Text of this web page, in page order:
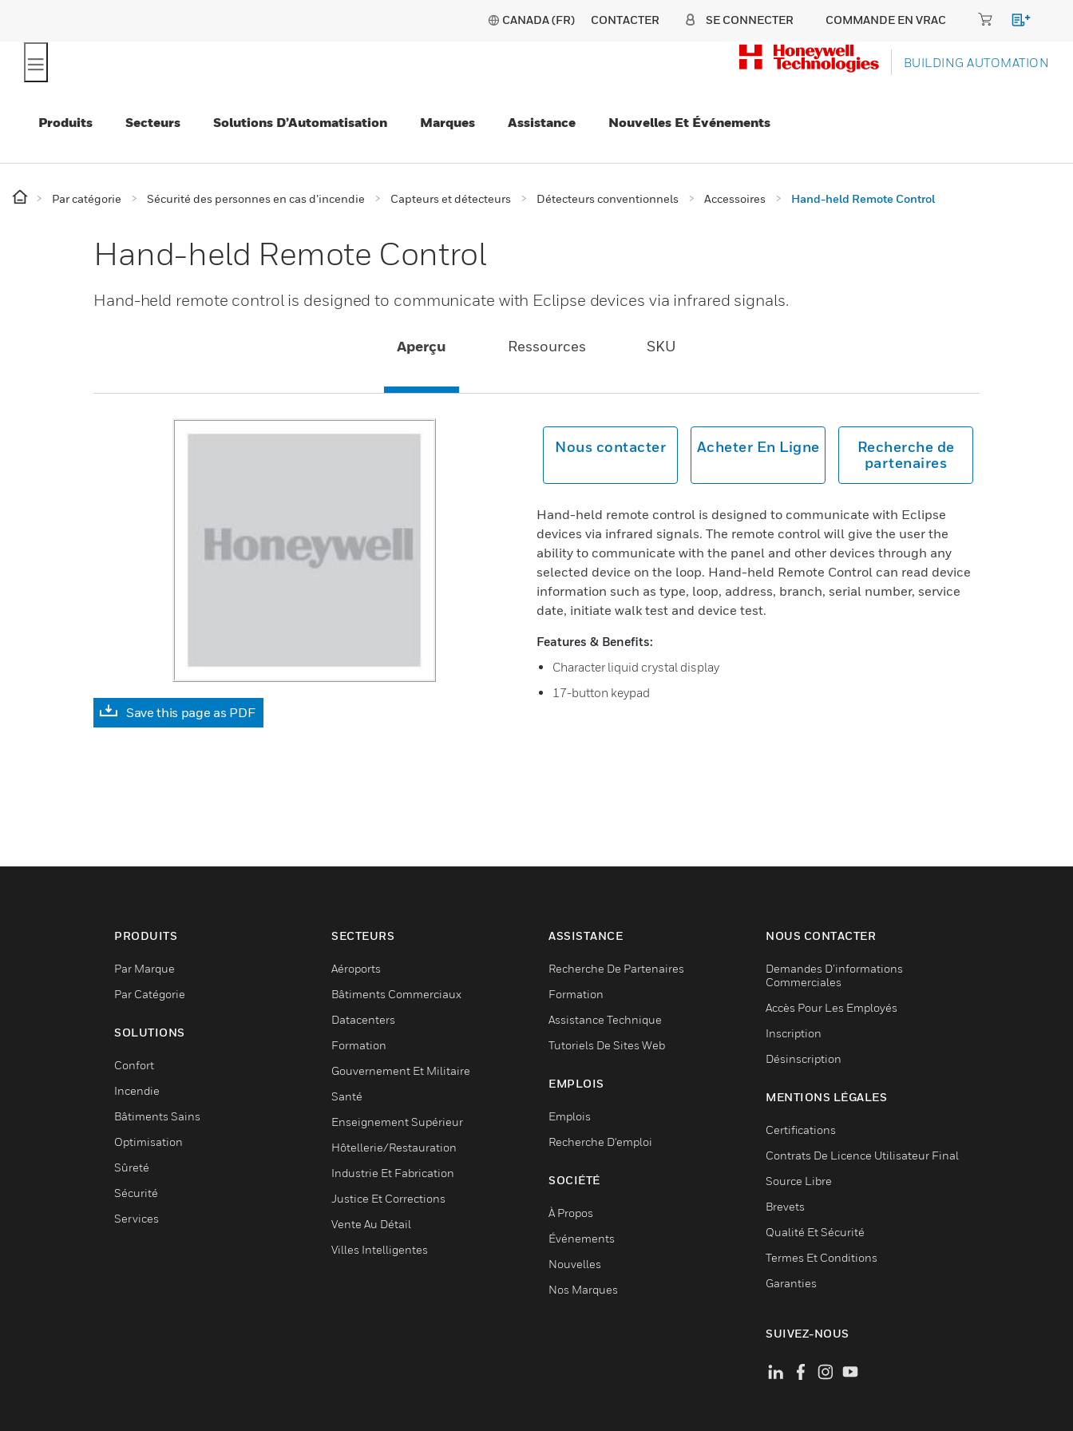
CANADA (FR) CONTACTER SE CONNECTER COMMANDE EN VRAC
BUILDING AUTOMATION
Produits Secteurs Solutions D’Automatisation Marques Assistance Nouvelles Et Événements
Par catégorie Sécurité des personnes en cas d’incendie Capteurs et détecteurs Détecteurs conventionnels Accessoires Hand-held Remote Control
Hand-held Remote Control
Hand-held remote control is designed to communicate with Eclipse devices via infrared signals.
Aperçu Ressources SKU
Save this page as PDF
Nous contacter Acheter En Ligne
Recherche de
partenaires
Hand-held remote control is designed to communicate with Eclipse
devices via infrared signals. The remote control will give the user the
ability to communicate with the panel and other devices through any
selected device on the loop. Hand-held Remote Control can read device
information such as type, loop, address, branch, serial number, service
date, initiate walk test and device test.
Features & Benefits:
Character liquid crystal display
17-button keypad
PRODUITS
Par Marque
Par Catégorie
SOLUTIONS
Confort
Incendie
Bâtiments Sains
Optimisation
Sûreté
Sécurité
Services
SECTEURS
Aéroports
Bâtiments Commerciaux
Datacenters
Formation
Gouvernement Et Militaire
Santé
Enseignement Supérieur
Hôtellerie/Restauration
Industrie Et Fabrication
Justice Et Corrections
Vente Au Détail
Villes Intelligentes
ASSISTANCE
Recherche De Partenaires
Formation
Assistance Technique
Tutoriels De Sites Web
EMPLOIS
Emplois
Recherche D'emploi
SOCIÉTÉ
À Propos
Événements
Nouvelles
Nos Marques
NOUS CONTACTER
Demandes D’informations
Commerciales
Accès Pour Les Employés
Inscription
Désinscription
MENTIONS LÉGALES
Certifications
Contrats De Licence Utilisateur Final
Source Libre
Brevets
Qualité Et Sécurité
Termes Et Conditions
Garanties
SUIVEZ-NOUS